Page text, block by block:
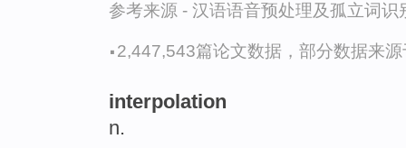
参考来源 - 汉语语音预处理及孤立词识
·2,447,543篇论文数据，部分数据来
interpolation
n.